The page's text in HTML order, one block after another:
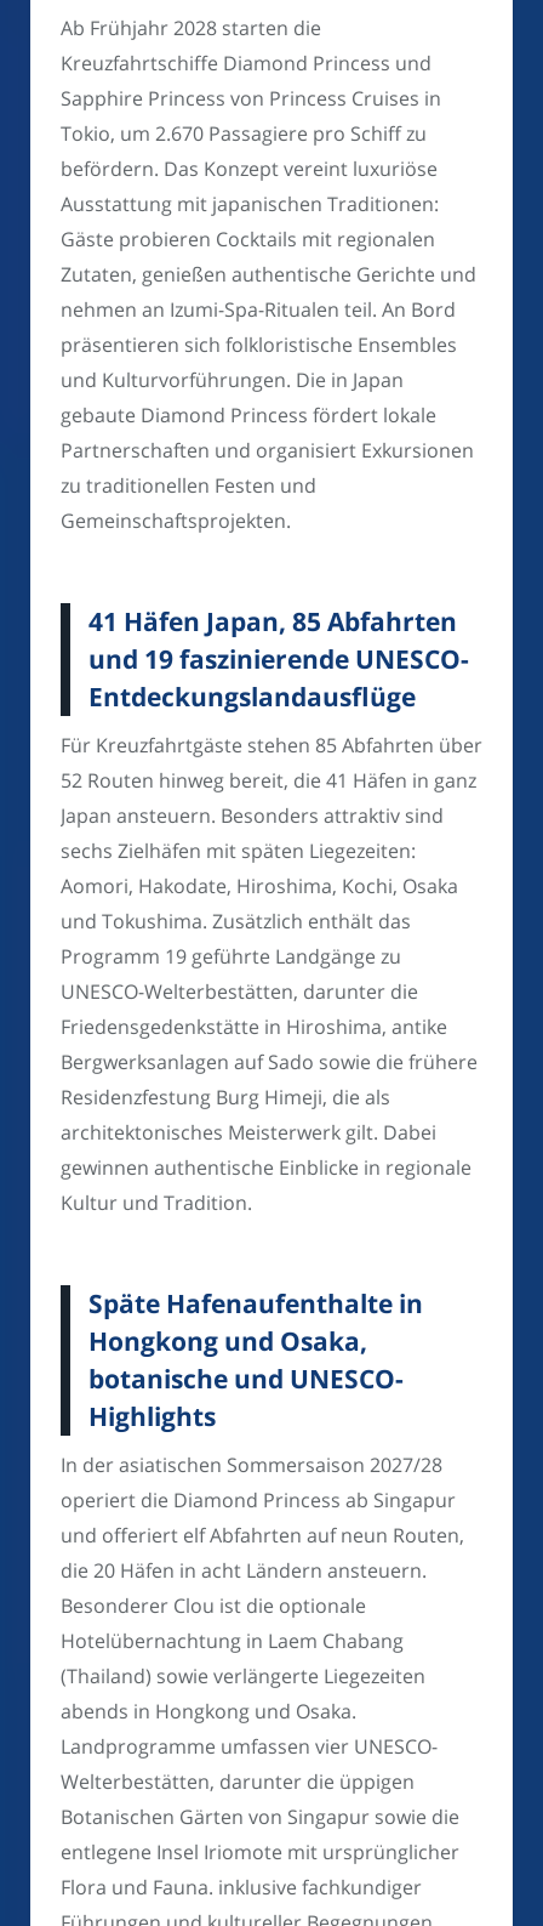
Ab Frühjahr 2028 starten die
Kreuzfahrtschiffe Diamond Princess und
Sapphire Princess von Princess Cruises in
Tokio, um 2.670 Passagiere pro Schiff zu
befördern. Das Konzept vereint luxuriöse
Ausstattung mit japanischen Traditionen:
Gäste probieren Cocktails mit regionalen
Zutaten, genießen authentische Gerichte und
nehmen an Izumi-Spa-Ritualen teil. An Bord
präsentieren sich folkloristische Ensembles
und Kulturvorführungen. Die in Japan
gebaute Diamond Princess fördert lokale
Partnerschaften und organisiert Exkursionen
zu traditionellen Festen und
Gemeinschaftsprojekten.
41 Häfen Japan, 85 Abfahrten
und 19 faszinierende UNESCO-
Entdeckungslandausflüge
Für Kreuzfahrtgäste stehen 85 Abfahrten über
52 Routen hinweg bereit, die 41 Häfen in ganz
Japan ansteuern. Besonders attraktiv sind
sechs Zielhäfen mit späten Liegezeiten:
Aomori, Hakodate, Hiroshima, Kochi, Osaka
und Tokushima. Zusätzlich enthält das
Programm 19 geführte Landgänge zu
UNESCO-Welterbestätten, darunter die
Friedensgedenkstätte in Hiroshima, antike
Bergwerksanlagen auf Sado sowie die frühere
Residenzfestung Burg Himeji, die als
architektonisches Meisterwerk gilt. Dabei
gewinnen authentische Einblicke in regionale
Kultur und Tradition.
Späte Hafenaufenthalte in
Hongkong und Osaka,
botanische und UNESCO-
Highlights
In der asiatischen Sommersaison 2027/28
operiert die Diamond Princess ab Singapur
und offeriert elf Abfahrten auf neun Routen,
die 20 Häfen in acht Ländern ansteuern.
Besonderer Clou ist die optionale
Hotelübernachtung in Laem Chabang
(Thailand) sowie verlängerte Liegezeiten
abends in Hongkong und Osaka.
Landprogramme umfassen vier UNESCO-
Welterbestätten, darunter die üppigen
Botanischen Gärten von Singapur sowie die
entlegene Insel Iriomote mit ursprünglicher
Flora und Fauna. inklusive fachkundiger